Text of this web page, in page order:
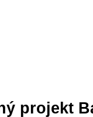
projekt